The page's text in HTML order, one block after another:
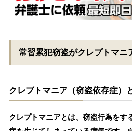
常習累犯窃盗がクレプトマニ
クレプトマニア（窃盗依存症）
クレプトマニアとは、窃盗行為をす